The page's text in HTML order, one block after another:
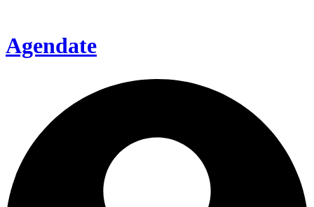
Agendate